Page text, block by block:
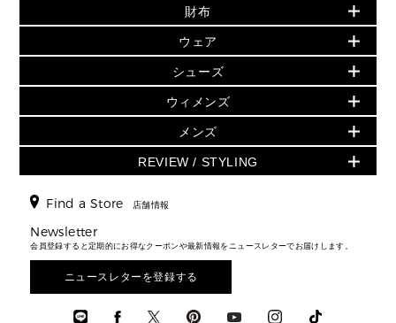
小物
シューズ・靴
ウェア
アクセサリー
時計
▶ メンズ
バッグ
ウェア
アクセサリー
追加アイテム
▶ ウィメンズすべて(ウェア・シューズ除く)
バッグ
財布・小物
ウェア
シューズ
時計・ジュエリー
アクセサリー
メンズ バッグ
メンズ 財布・小物
メンズ シューズ
メンズ ウェア
▶ すべて
▶ ウィメンズすべて
財布・小物
アクセサリー
フレグランス
シューズ
▶ メンズすべて
メンズ財布・小物
メンズアクセサリー
人気の定番アイテム
日本限定 - バッグ
▶ ウィメンズすべて
トートバッグ
ショルダーバッグ
クロスボディ・斜め掛け
トラベル
3 IN 1 / 2 IN 1 バッグ
▶ メンズすべて
財布
日本限定 - 財布・小物
▶ ウィメンズすべて
GREENWICH
折り財布(二つ折り・三つ折り)
長財布
▶ メンズすべて
ウェア
▶ ウィメンズすべて
トップス
スカート・パンツ
ジャケット・アウター
▶ メンズすべて
シューズ
▶ ウィメンズすべて
サンダル
スニーカー
▶ メンズすべて
ウィメンズ
人気の定番アイテム
▶ ウィメンズすべて
▶ バッグすべて
通勤・通学アイテム
3 IN 1 バッグ
メンズ
▶ メンズすべて
財布・小物
時計・ジュエリー
REVIEW / STYLING
エディターレビュー
Find a Store 店舗情報
Newsletter
会員登録すると定期的にお得なクーポンや最新情報をニュースレターでお届けします。
ニュースレターを登録する